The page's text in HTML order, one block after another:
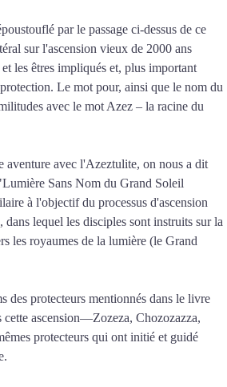
par le passage ci-dessus de ce
sur l'ascension vieux de 2000 ans
les êtres impliqués et, plus important
Le mot pour, ainsi que le nom du
avec le mot Azez – la racine du
aventure avec l'Azeztulite, on nous a dit
Sans Nom du Grand Soleil
à l'objectif du processus d'ascension
lequel les disciples sont instruits sur la
les royaumes de la lumière (le Grand
des protecteurs mentionnés dans le livre
cette ascension—Zozeza, Chozozazza,
protecteurs qui ont initié et guidé